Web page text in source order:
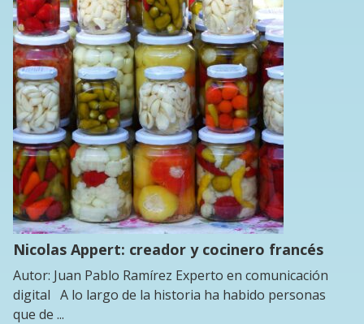
Nicolas Appert: creador y cocinero francés
Autor: Juan Pablo Ramírez Experto en comunicación
digital A lo largo de la historia ha habido personas
que de ...